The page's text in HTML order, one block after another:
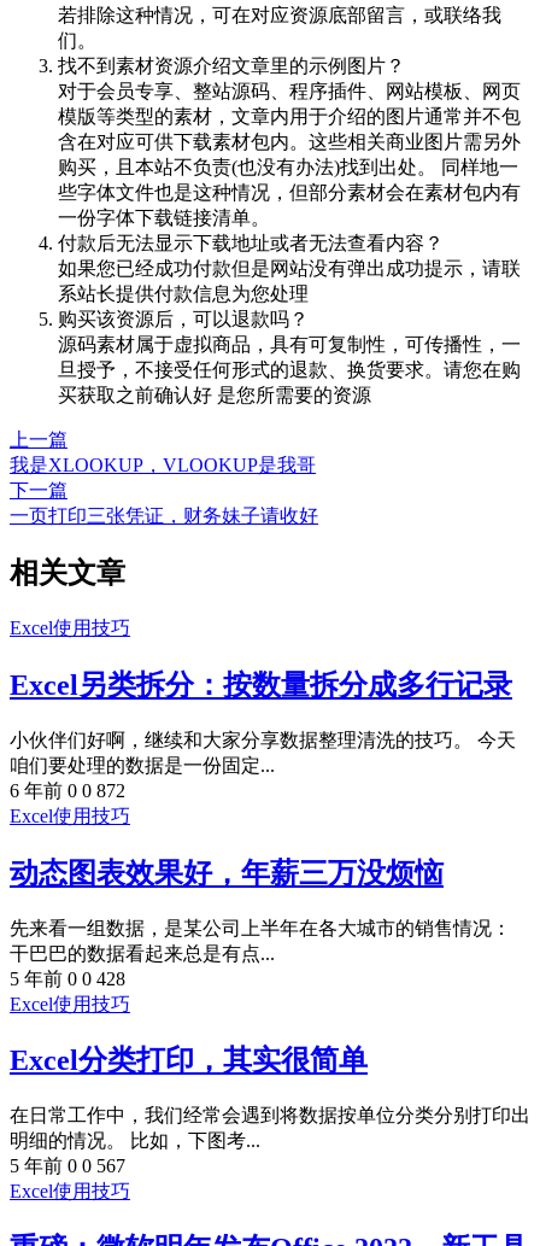
若排除这种情况，可在对应资源底部留言，或联络我
们。
找不到素材资源介绍文章里的示例图片？
对于会员专享、整站源码、程序插件、网站模板、网页
模版等类型的素材，文章内用于介绍的图片通常并不包
含在对应可供下载素材包内。这些相关商业图片需另外
购买，且本站不负责(也没有办法)找到出处。 同样地一
些字体文件也是这种情况，但部分素材会在素材包内有
一份字体下载链接清单。
付款后无法显示下载地址或者无法查看内容？
如果您已经成功付款但是网站没有弹出成功提示，请联
系站长提供付款信息为您处理
购买该资源后，可以退款吗？
源码素材属于虚拟商品，具有可复制性，可传播性，一
旦授予，不接受任何形式的退款、换货要求。请您在购
买获取之前确认好 是您所需要的资源
上一篇
我是XLOOKUP，VLOOKUP是我哥
下一篇
一页打印三张凭证，财务妹子请收好
相关文章
Excel使用技巧
Excel另类拆分：按数量拆分成多行记录
小伙伴们好啊，继续和大家分享数据整理清洗的技巧。 今天
咱们要处理的数据是一份固定...
6 年前 0 0 872
Excel使用技巧
动态图表效果好，年薪三万没烦恼
先来看一组数据，是某公司上半年在各大城市的销售情况：
干巴巴的数据看起来总是有点...
5 年前 0 0 428
Excel使用技巧
Excel分类打印，其实很简单
在日常工作中，我们经常会遇到将数据按单位分类分别打印出
明细的情况。 比如，下图考...
5 年前 0 0 567
Excel使用技巧